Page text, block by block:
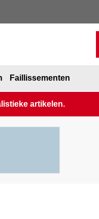
Faillissementen
artikelen.